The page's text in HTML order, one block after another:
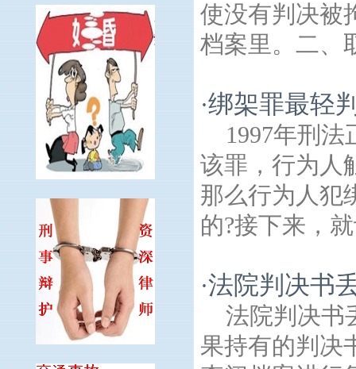
使没有判决被
档案里。二、
·绑架罪最轻
1997年刑
该罪，行为人
那么行为人犯
的?接下来，
·法院判决书
法院判决书
果持有的判决